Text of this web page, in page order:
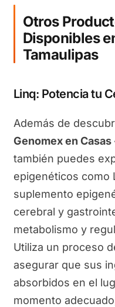
Otros
Disponibles
Tamaulipas
Linq: Potencia tu
Además de
Genomex en
también puedes
epigenéticos como
suplemento
cerebral y
metabolismo y
Utiliza un proceso
asegurar que sus
absorbidos en el
momento